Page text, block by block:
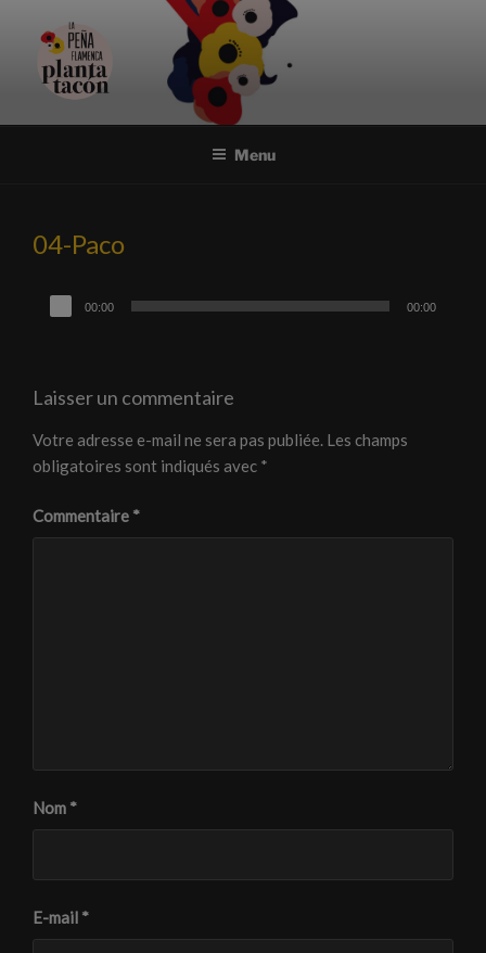
contenu
principal
PEÑA FLAMENCA PLANTA
Association et festival flamencos uniques à Nantes
Menu
04-Paco
Lecteur
audio
00:00 00:00
Laisser un commentaire
Votre adresse e-mail ne sera pas publiée. Les champs
obligatoires sont indiqués avec *
Commentaire *
Nom *
E-mail *